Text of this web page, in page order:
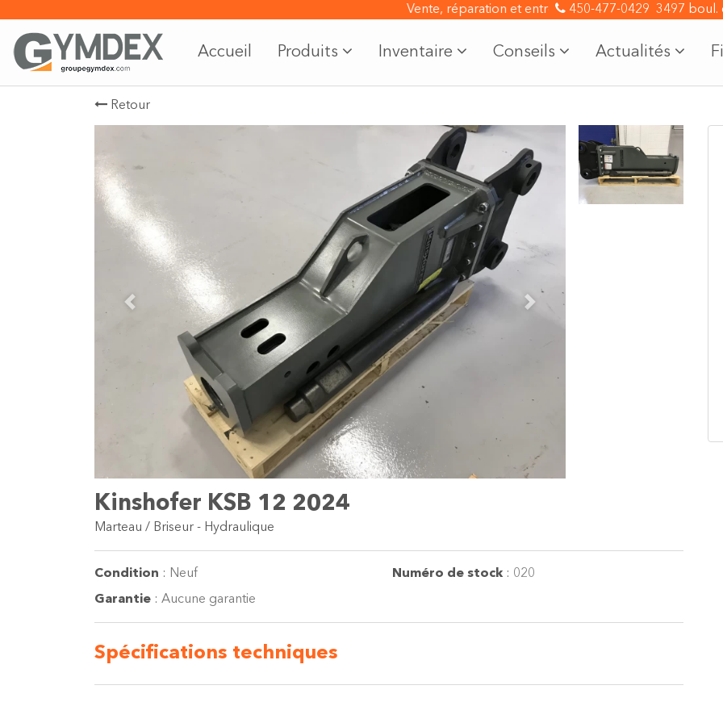
Vente, réparation et entretien de machinerie lourde. Voir
450-477-0429 3497 boul.
Accueil Produits Inventaire Conseils Actualités
Retour
Previous Next
Kinshofer KSB 12 2024
Marteau / Briseur - Hydraulique
Condition : Neuf Numéro de stock : 020
Garantie : Aucune garantie
Spécifications techniques